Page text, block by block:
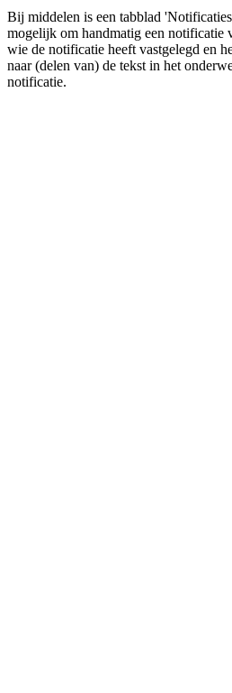
Bij middelen is een tabblad
mogelijk om handmatig een notificatie
wie de notificatie heeft vastgelegd en
naar (delen van) de tekst in het
notificatie.